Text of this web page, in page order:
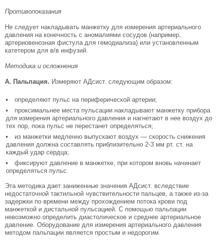
Противопоказания
Не следует накладывать манжетку для измерения артериального
давления на конечность с аномалиями сосудов (например,
артериовенозная фистула для гемодиализа) или установленным
катетером для в/в инфузий.
Методика и осложнения
А. Пальпация. Измеряют АДсист. следующим образом:
определяют пульс на периферической артерии;
проксимальнее места пульсации накладывают манжетку прибора
для измерения артериального давления и нагнетают в нее воздух до
тех пор, пока пульс не перестанет определяться;
из манжетки медленно выпускают воздух — скорость снижения
давления должна составлять приблизительно 2-3 мм рт. ст. на
каждый удар сердца;
фиксируют давление в манжетке, при котором вновь начинает
определяться пульс.
Эта методика дает заниженные значения АДсист. вследствие
недостаточной тактильной чувствительности пальцев, а также из-за
задержки по времени между прохождением потока крови под
манжеткой и дистальной пульсацией. С помощью пальпации
невозможно определить диастолическое и среднее артериальное
давление. Оборудование для измерения артериального давления
методом пальпации является простым и недорогим.